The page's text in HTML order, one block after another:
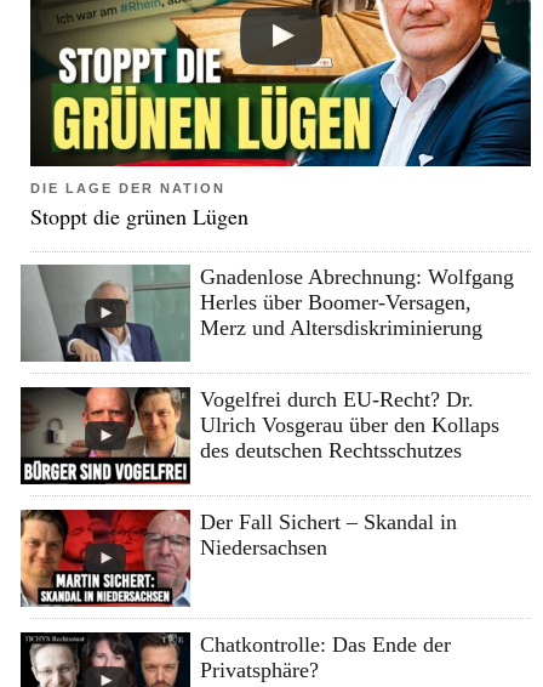
DIE LAGE DER NATION
Stoppt die grünen Lügen
Gnadenlose Abrechnung: Wolfgang
Herles über Boomer-Versagen,
Merz und Altersdiskriminierung
Vogelfrei durch EU-Recht? Dr.
Ulrich Vosgerau über den Kollaps
des deutschen Rechtsschutzes
Der Fall Sichert – Skandal in
Niedersachsen
Chatkontrolle: Das Ende der
Privatsphäre?